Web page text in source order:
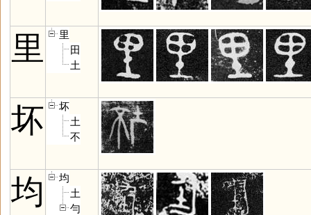
里
里
田
土
坏
坏
土
不
均
均
土
勻